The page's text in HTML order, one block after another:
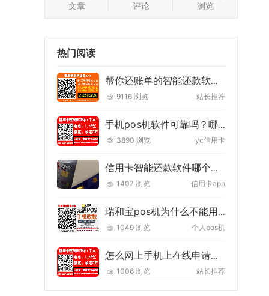
文章 评论 浏览
热门阅读
帮你还账单的智能还款软件怎么还款？原理技巧注意事项
9116 浏览 站长推荐
手机pos机软件可靠吗？哪个好我们推荐哪个！
3890 浏览 yc信用卡
信用卡智能还款软件哪个好？推荐两款垫还app
1407 浏览 信用卡app
瑞和宝pos机为什么不能用了?骗局！使用这款正规免费的
1049 浏览 个人pos机
怎么网上手机上在线申请银行信用卡【申请条件+技巧】
1006 浏览 站长推荐